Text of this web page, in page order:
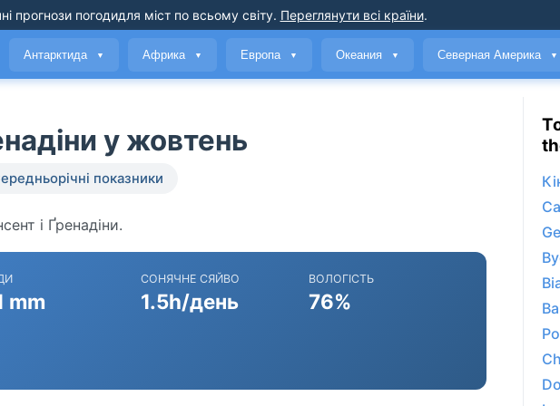
прогнози погодидля міст по всьому світу. Переглянути всі країни.
Антарктида ▼ Африка ▼ Европа ▼ Океания ▼ Северная Америка ▼
у жовтень
показники
і Ґренадіни.
mm
СОНЯЧНЕ СЯЙВО
1.5h/день
ВОЛОГІСТЬ
76%